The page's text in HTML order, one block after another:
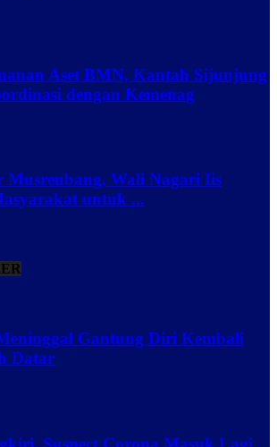
Aset BMN, Kantah Sijunjung
dengan Kemenag
Musrenbang, Wali Nagari Iis
untuk ...
Gantung Diri Kembali
Datar